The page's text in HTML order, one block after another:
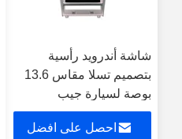
شاشة أندرويد رأسية
بتصميم تسلا مقاس 13.6
بوصة لسيارة جيب
شيروكي 2011-2013،
نظام وسائط متعددة
احصل على افضل